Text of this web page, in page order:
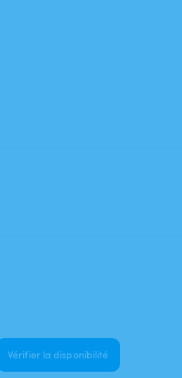
Vérifier la disponibilité